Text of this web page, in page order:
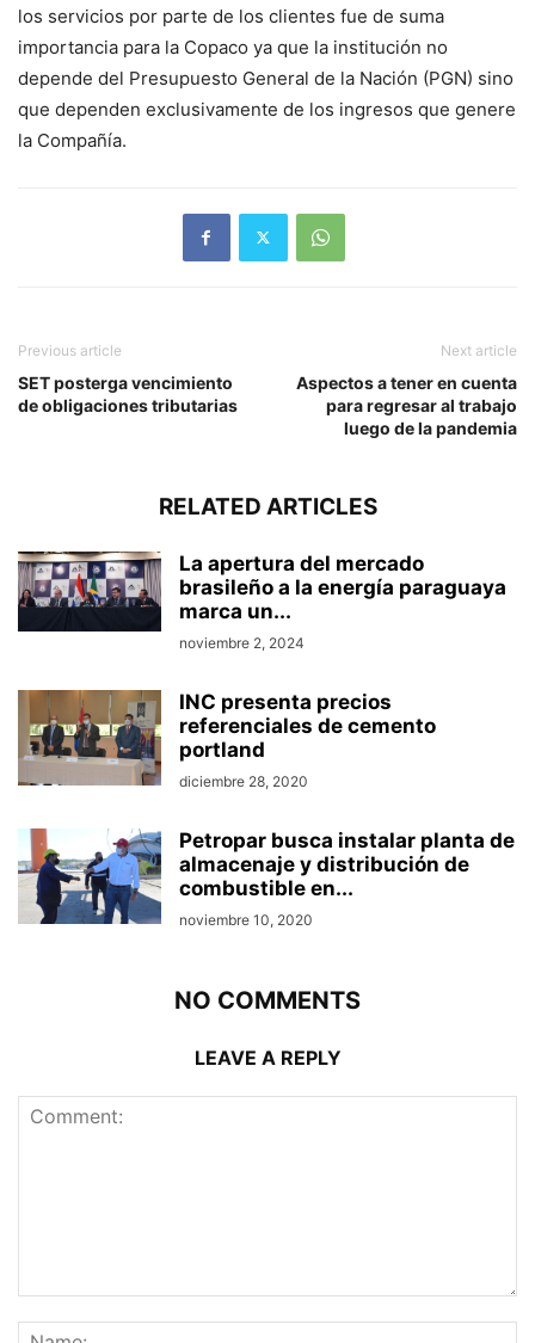
los servicios por parte de los clientes fue de suma
importancia para la Copaco ya que la institución no
depende del Presupuesto General de la Nación (PGN) sino
que dependen exclusivamente de los ingresos que genere
la Compañía.
Previous article
SET posterga vencimiento
de obligaciones tributarias
Next article
Aspectos a tener en cuenta
para regresar al trabajo
luego de la pandemia
RELATED ARTICLES
La apertura del mercado
brasileño a la energía paraguaya
marca un...
noviembre 2, 2024
INC presenta precios
referenciales de cemento
portland
diciembre 28, 2020
Petropar busca instalar planta de
almacenaje y distribución de
combustible en...
noviembre 10, 2020
NO COMMENTS
LEAVE A REPLY